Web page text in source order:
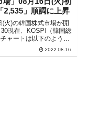
2,535」順調に上昇
(火)の韓国株式市場が開
現在、KOSPI（韓国総
ャートは以下のように
』より引用）。分かりや
2022.08.16